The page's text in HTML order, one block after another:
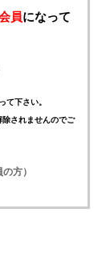
員になって
て下さい。
されませんのでご
の方）